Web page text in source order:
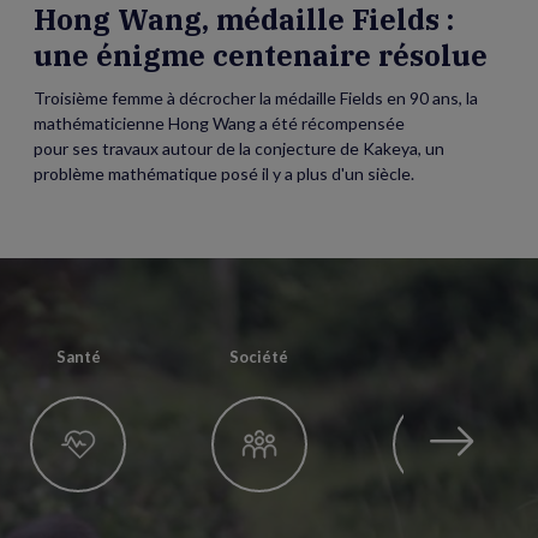
Hong Wang, médaille Fields :
une énigme centenaire résolue
Troisième femme à décrocher la médaille Fields en 90 ans, la
mathématicienne Hong Wang a été récompensée
pour ses travaux autour de la conjecture de Kakeya, un
problème mathématique posé il y a plus d'un siècle.
Santé Société